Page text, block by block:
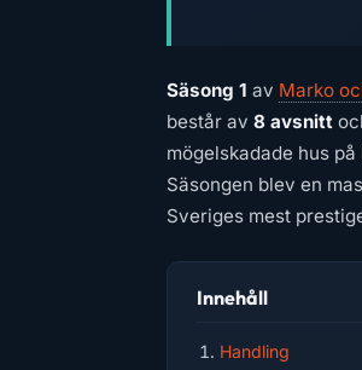
Säsong 1 av Marko
består av 8 avsnitt
mögelskadade hus på
Säsongen blev en
Sveriges mest
Innehåll
Handling